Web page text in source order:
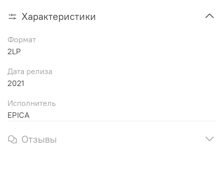
Характеристики
Формат
2LP
Дата релиза
2021
Исполнитель
EPICA
Отзывы